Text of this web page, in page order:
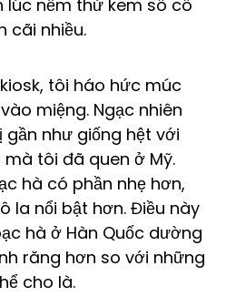
lúc nếm thử kem sô cô
cãi nhiều.
tôi háo hức múc
miệng. Ngạc nhiên
như giống hệt với
tôi đã quen ở Mỹ.
hà có phần nhẹ hơn,
la nổi bật hơn. Điều này
hà ở Hàn Quốc dường
răng hơn so với những
cho là.